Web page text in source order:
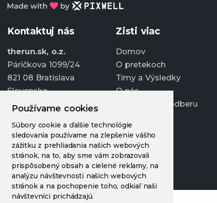
Používame cookies
Súbory cookie a ďalšie technológie
sledovania používame na zlepšenie vášho
zážitku z prehliadania našich webových
stránok, na to, aby sme vám zobrazovali
prispôsobený obsah a cielené reklamy, na
analýzu návštevnosti našich webových
stránok a na pochopenie toho, odkiaľ naši
návštevníci prichádzajú.
Kontaktuj nás
therun.sk, o.z.
Páričkova 1099/24
821 08 Bratislava
Slovensko
info@therun.sk
+421 907 807 363
Upraviť cookies
Zisti viac
Domov
O pretekoch
Tímy a Výsledky
O nás
Prihlásiť sa k odberu